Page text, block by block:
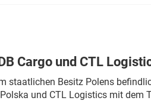
Cargo und CTL
staatlichen Besitz Polens
Polska und CTL Logistics mit